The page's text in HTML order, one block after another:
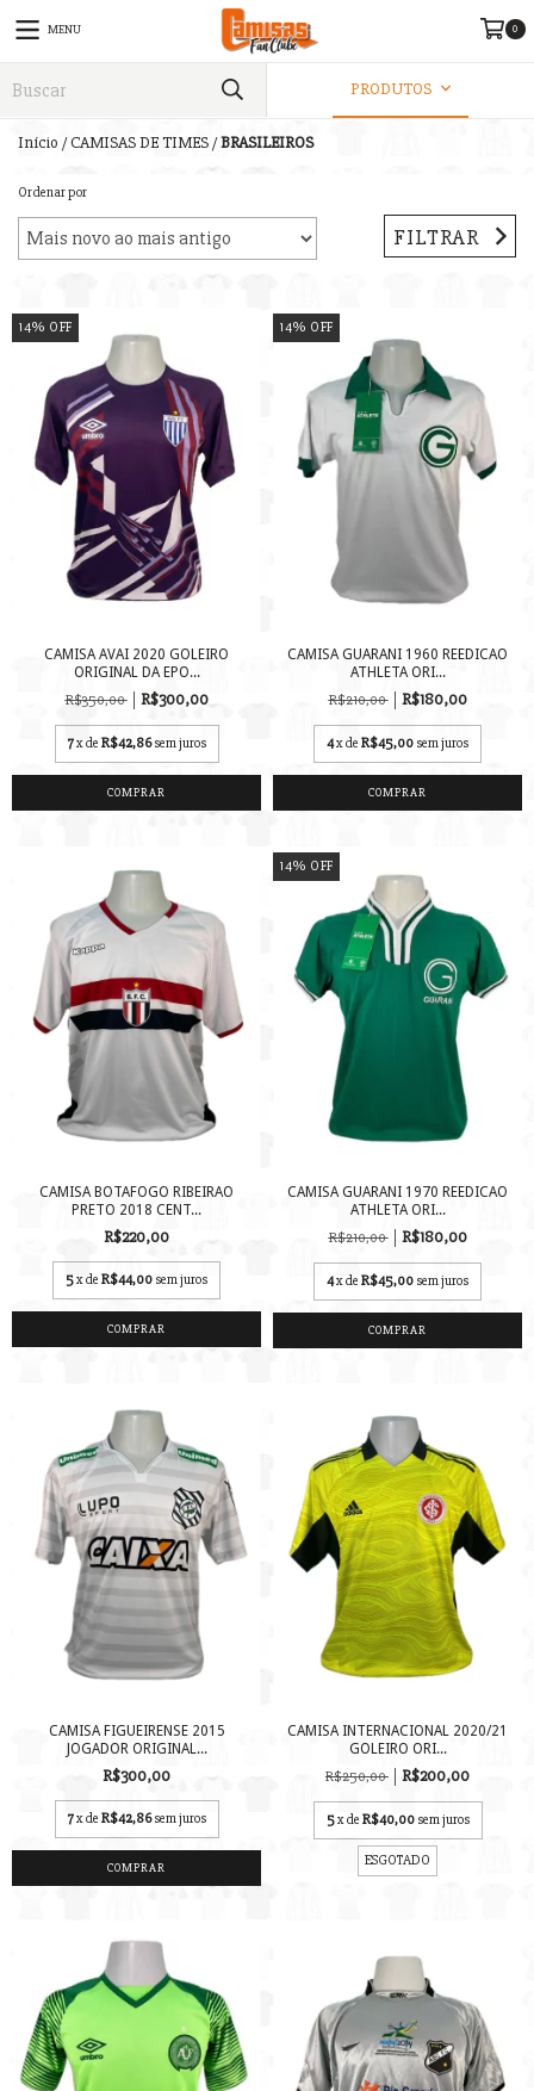
MENU 0
PRODUTOS
Início /CAMISAS DE TIMES/BRASILEIROS
Ordenar por
FILTRAR
14% OFF
CAMISA AVAI 2020 GOLEIRO
ORIGINAL DA EPO...
R$350,00 R$300,00
7x de R$42,86 sem juros
COMPRAR
14% OFF
CAMISA GUARANI 1960 REEDICAO
ATHLETA ORI...
R$210,00 R$180,00
4x de R$45,00 sem juros
COMPRAR
CAMISA BOTAFOGO RIBEIRAO
PRETO 2018 CENT...
R$220,00
5x de R$44,00 sem juros
COMPRAR
14% OFF
CAMISA GUARANI 1970 REEDICAO
ATHLETA ORI...
R$210,00 R$180,00
4x de R$45,00 sem juros
COMPRAR
CAMISA FIGUEIRENSE 2015
JOGADOR ORIGINAL...
R$300,00
7x de R$42,86 sem juros
COMPRAR
CAMISA INTERNACIONAL 2020/21
GOLEIRO ORI...
R$250,00 R$200,00
5x de R$40,00 sem juros
ESGOTADO